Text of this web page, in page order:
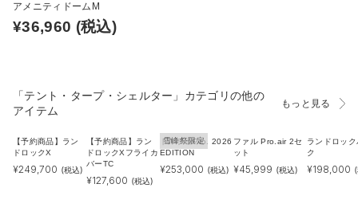
アメニティドームM
¥36,960 (税込)
「テント・タープ・シェルター」カテゴリの他の
アイテム
もっと見る
雪峰祭限定